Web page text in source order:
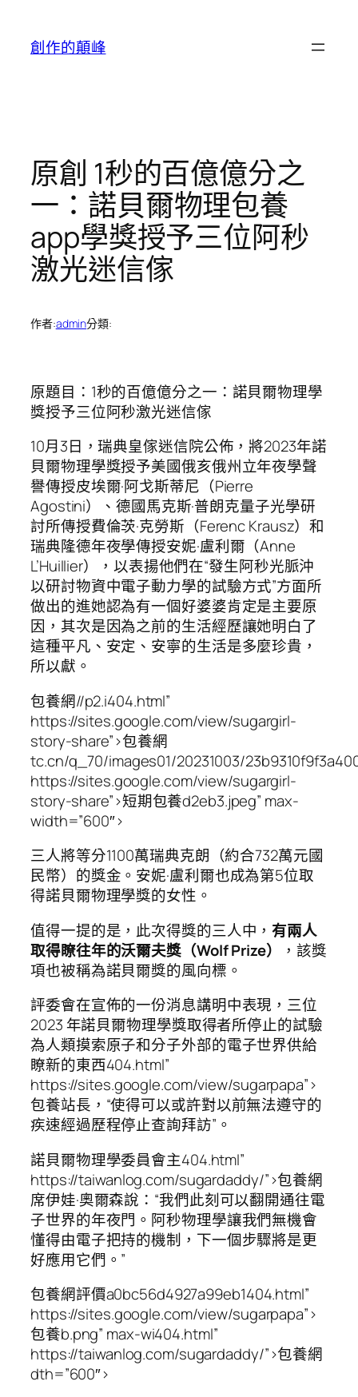
創作的顛峰
原創 1秒的百億億分之
一：諾貝爾物理包養
app學獎授予三位阿秒
激光迷信傢
作者:admin分類:
原題目：1秒的百億億分之一：諾貝爾物理學
獎授予三位阿秒激光迷信傢
10月3日，瑞典皇傢迷信院公佈，將2023年諾
貝爾物理學獎授予美國俄亥俄州立年夜學聲
譽傳授皮埃爾·阿戈斯蒂尼（Pierre
Agostini）、德國馬克斯·普朗克量子光學研
討所傳授費倫茨·克勞斯（Ferenc Krausz）和
瑞典隆德年夜學傳授安妮·盧利爾（Anne
L’Huillier），以表揚他們在“發生阿秒光脈沖
以研討物資中電子動力學的試驗方式”方面所
做出的進她認為有一個好婆婆肯定是主要原
因，其次是因為之前的生活經歷讓她明白了
這種平凡、安定、安寧的生活是多麼珍貴，
所以獻。
包養網//p2.i404.html”
https://sites.google.com/view/sugargirl-
story-share”>包養網
tc.cn/q_70/images01/20231003/
https://sites.google.com/view/sugargirl-
story-share”>短期包養d2eb3.jpeg” max-
width=”600″>
三人將等分1100萬瑞典克朗（約合732萬元國
民幣）的獎金。安妮·盧利爾也成為第5位取
得諾貝爾物理學獎的女性。
值得一提的是，此次得獎的三人中，有兩人
取得瞭往年的沃爾夫獎（Wolf Prize）
，該獎
項也被稱為諾貝爾獎的風向標。
評委會在宣佈的一份消息講明中表現，三位
2023 年諾貝爾物理學獎取得者所停止的試驗
為人類摸索原子和分子外部的電子世界供給
瞭新的東西404.html”
https://sites.google.com/view/sugarpapa”>
包養站長，“使得可以或許對以前無法遵守的
疾速經過歷程停止查詢拜訪”。
諾貝爾物理學委員會主404.html”
https://taiwanlog.com/sugardaddy/”>包養網
席伊娃·奧爾森說：“我們此刻可以翻開通往電
子世界的年夜門。阿秒物理學讓我們無機會
懂得由電子把持的機制，下一個步驟將是更
好應用它們。”
包養網評價a0bc56d4927a99eb1404.html”
https://sites.google.com/view/sugarpapa”>
包養b.png” max-wi404.html”
https://taiwanlog.com/sugardaddy/”>包養網
dth=”600″>